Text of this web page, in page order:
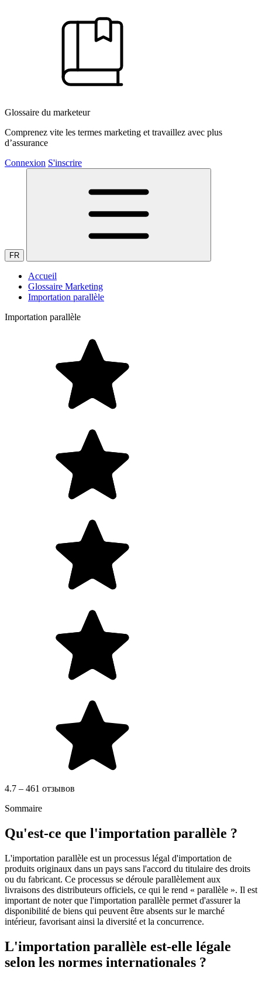
Glossaire du marketeur
Comprenez vite les termes marketing et travaillez avec plus
d’assurance
Connexion S'inscrire
FR
Accueil
Glossaire Marketing
Importation parallèle
Importation parallèle
4.7 – 461 отзывов
Sommaire
Qu'est-ce que l'importation parallèle ?
L'importation parallèle est un processus légal d'importation de
produits originaux dans un pays sans l'accord du titulaire des droits
ou du fabricant. Ce processus se déroule parallèlement aux
livraisons des distributeurs officiels, ce qui le rend « parallèle ». Il est
important de noter que l'importation parallèle permet d'assurer la
disponibilité de biens qui peuvent être absents sur le marché
intérieur, favorisant ainsi la diversité et la concurrence.
L'importation parallèle est-elle légale
selon les normes internationales ?